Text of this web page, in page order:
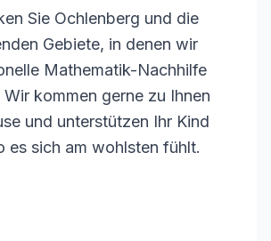
Sie Ochlenberg und die
Gebiete, in denen wir
Mathematik-Nachhilfe
Wir kommen gerne zu Ihnen
und unterstützen Ihr Kind
es sich am wohlsten fühlt.